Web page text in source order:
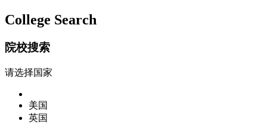
College Search
院校搜索
请选择国家
美国
英国